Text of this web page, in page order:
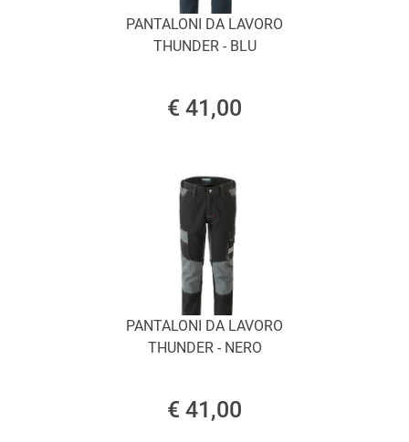
PANTALONI DA LAVORO
THUNDER - BLU
€ 41,00
PANTALONI DA LAVORO
THUNDER - NERO
€ 41,00